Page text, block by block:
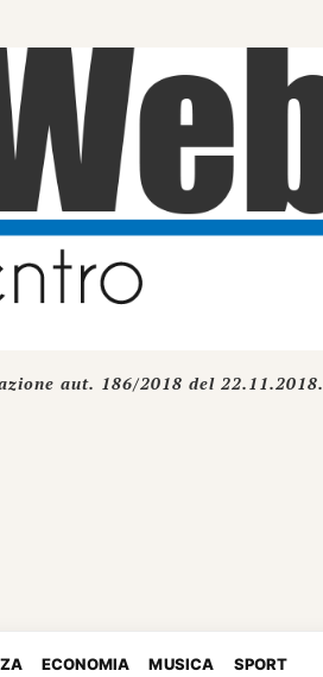
aut. 186/2018 del 22.11.2018.
ECONOMIA MUSICA SPORT